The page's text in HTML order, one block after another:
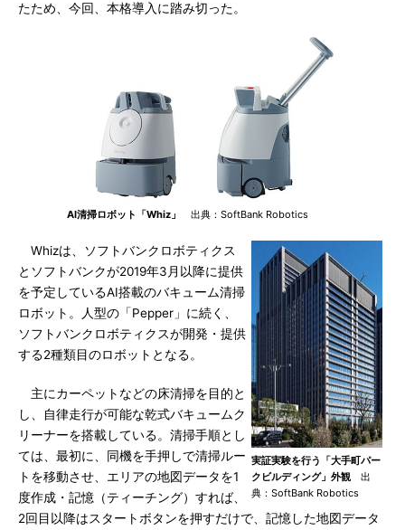
たため、今回、本格導入に踏み切った。
AI清掃ロボット「Whiz」 出典：SoftBank Robotics
実証実験を行う「大手町パー
クビルディング」外観 出
典：SoftBank Robotics
Whizは、ソフトバンクロボティクス
とソフトバンクが2019年3月以降に提供
を予定しているAI搭載のバキューム清掃
ロボット。人型の「Pepper」に続く、
ソフトバンクロボティクスが開発・提供
する2種類目のロボットとなる。
主にカーペットなどの床清掃を目的と
し、自律走行が可能な乾式バキュームク
リーナーを搭載している。清掃手順とし
ては、最初に、同機を手押しで清掃ルー
トを移動させ、エリアの地図データを1
度作成・記憶（ティーチング）すれば、
2回目以降はスタートボタンを押すだけで、記憶した地図データ